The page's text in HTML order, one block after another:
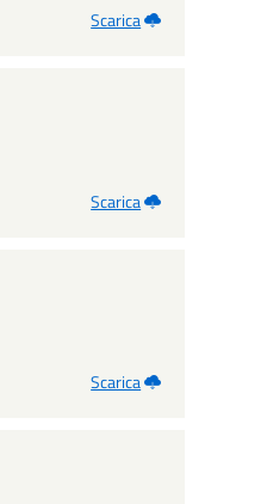
Scarica
Scarica
Scarica